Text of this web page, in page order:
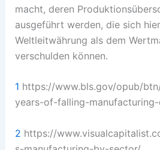
macht, deren
ausgeführt werden, die sich
Weltleitwährung als dem
verschulden können.
1 https://www.bls.gov/opub/
years-of-falling-
2 https://